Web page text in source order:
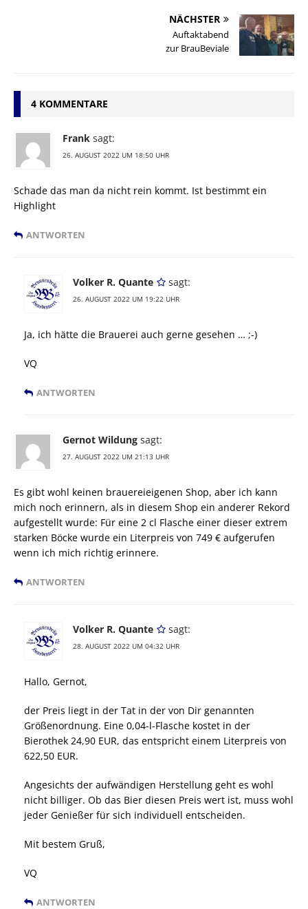
NÄCHSTER
Auftaktabend
zur BrauBeviale
4 KOMMENTARE
Frank sagt:
26. AUGUST 2022 UM 18:50 UHR
Schade das man da nicht rein kommt. Ist bestimmt ein
Highlight
ANTWORTEN
Volker R. Quante sagt:
26. AUGUST 2022 UM 19:22 UHR
Ja, ich hätte die Brauerei auch gerne gesehen … ;-)
VQ
ANTWORTEN
Gernot Wildung sagt:
27. AUGUST 2022 UM 21:13 UHR
Es gibt wohl keinen brauereieigenen Shop, aber ich kann
mich noch erinnern, als in diesem Shop ein anderer Rekord
aufgestellt wurde: Für eine 2 cl Flasche einer dieser extrem
starken Böcke wurde ein Literpreis von 749 € aufgerufen
wenn ich mich richtig erinnere.
ANTWORTEN
Volker R. Quante sagt:
28. AUGUST 2022 UM 04:32 UHR
Hallo, Gernot,
der Preis liegt in der Tat in der von Dir genannten
Größenordnung. Eine 0,04-l-Flasche kostet in der
Bierothek 24,90 EUR, das entspricht einem Literpreis von
622,50 EUR.
Angesichts der aufwändigen Herstellung geht es wohl
nicht billiger. Ob das Bier diesen Preis wert ist, muss wohl
jeder Genießer für sich individuell entscheiden.
Mit bestem Gruß,
VQ
ANTWORTEN